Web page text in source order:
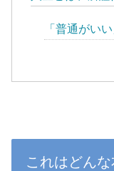
「普通がい
これはどんな